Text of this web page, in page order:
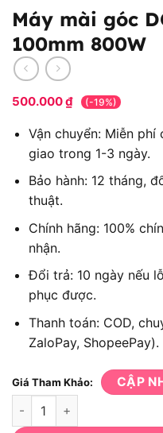
Máy mài góc
100mm 800W
500.000₫ (-19%)
Vận chuyển: Miễn
giao trong 1-3 ngày.
Bảo hành: 12 tháng,
thuật.
Chính hãng: 100%
nhận.
Đổi trả: 10 ngày nếu
phục được.
Thanh toán: COD,
ZaloPay, ShopeePay).
Giá Tham Khảo: CẬP
Máy mài góc DCK